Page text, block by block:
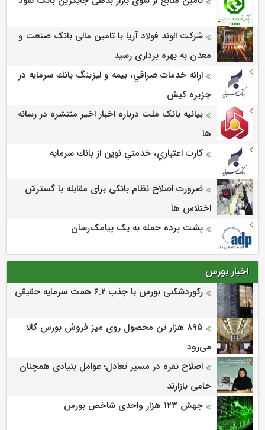
شرکت الوند فولاد آریا با تامین مالی بانک صنعت و
معدن به بهره برداری رسید
ارائه خدمات صرافي، بيمه و ليزينگ بانك سرمايه در
جزيره كيش
بیانیه بانک ملت درباره اخبار اخیر منتشره در رسانه
ها
كارت اعتباري، خدمتي نوين از بانك سرمايه
ضرورت اصلاح نظام بانکی برای مقابله با گسترش
اختلاس ها
پشت پرده حمله به یک پیامک‌رسان
اخبار بورس
رکوردشکنی بورس با جذب ۶.۲ همت سرمایه حقیقی
۸۹۵ هزار تن محصول روی میز فروش بورس کالا
می‌‌رود
اصلاح نقره در مسیر تعادل؛ عوامل بنیادی همچنان
حامی بازارند
جهش ۱۲۳ هزار واحدی شاخص بورس